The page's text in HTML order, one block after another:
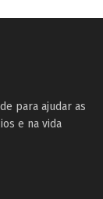
para ajudar as
e na vida